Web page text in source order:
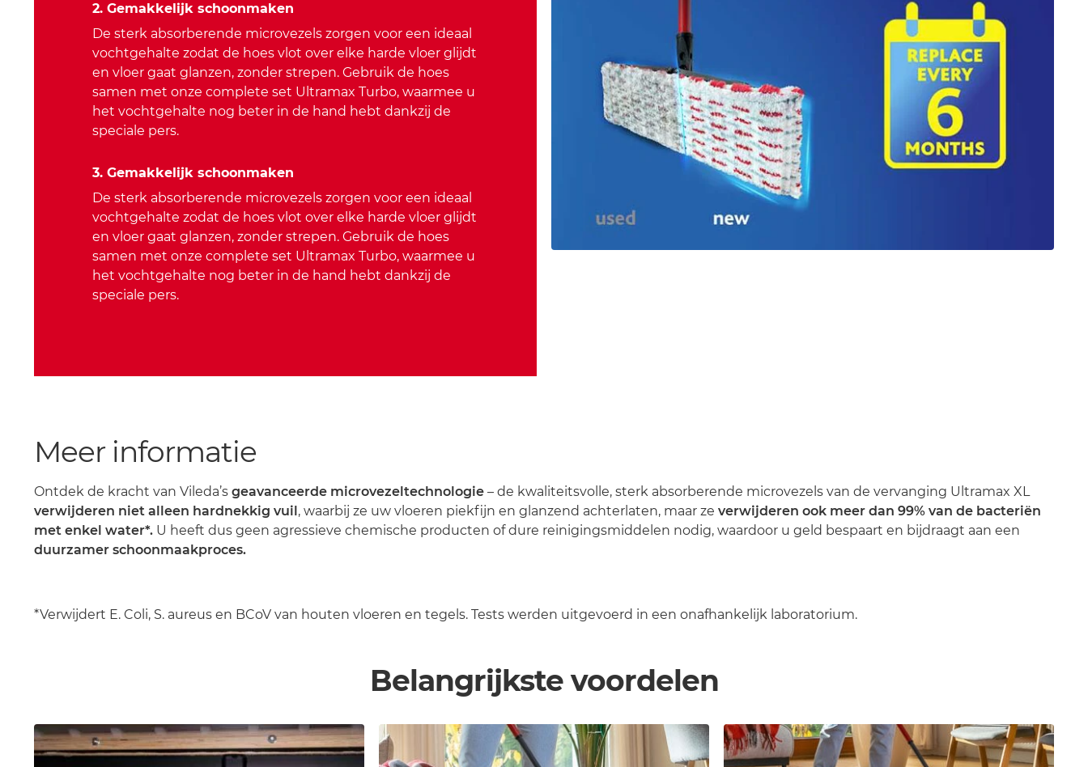
2. Gemakkelijk schoonmaken
De sterk absorberende microvezels zorgen voor een ideaal
vochtgehalte zodat de hoes vlot over elke harde vloer glijdt
en vloer gaat glanzen, zonder strepen. Gebruik de hoes
samen met onze complete set Ultramax Turbo, waarmee u
het vochtgehalte nog beter in de hand hebt dankzij de
speciale pers.
3. Gemakkelijk schoonmaken
De sterk absorberende microvezels zorgen voor een ideaal
vochtgehalte zodat de hoes vlot over elke harde vloer glijdt
en vloer gaat glanzen, zonder strepen. Gebruik de hoes
samen met onze complete set Ultramax Turbo, waarmee u
het vochtgehalte nog beter in de hand hebt dankzij de
speciale pers.
Meer informatie
Ontdek de kracht van Vileda’s geavanceerde microvezeltechnologie – de kwaliteitsvolle, sterk absorberende microvezels van de vervanging Ultramax XL
verwijderen niet alleen hardnekkig vuil , waarbij ze uw vloeren piekfijn en glanzend achterlaten, maar ze verwijderen ook meer dan 99% van de bacteriën
met enkel water*. U heeft dus geen agressieve chemische producten of dure reinigingsmiddelen nodig, waardoor u geld bespaart en bijdraagt aan een
duurzamer schoonmaakproces.
*Verwijdert E. Coli, S. aureus en BCoV van houten vloeren en tegels. Tests werden uitgevoerd in een onafhankelijk laboratorium.
Belangrijkste voordelen